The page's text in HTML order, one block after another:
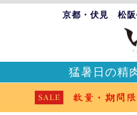
京都・伏見 松
猛暑日の精